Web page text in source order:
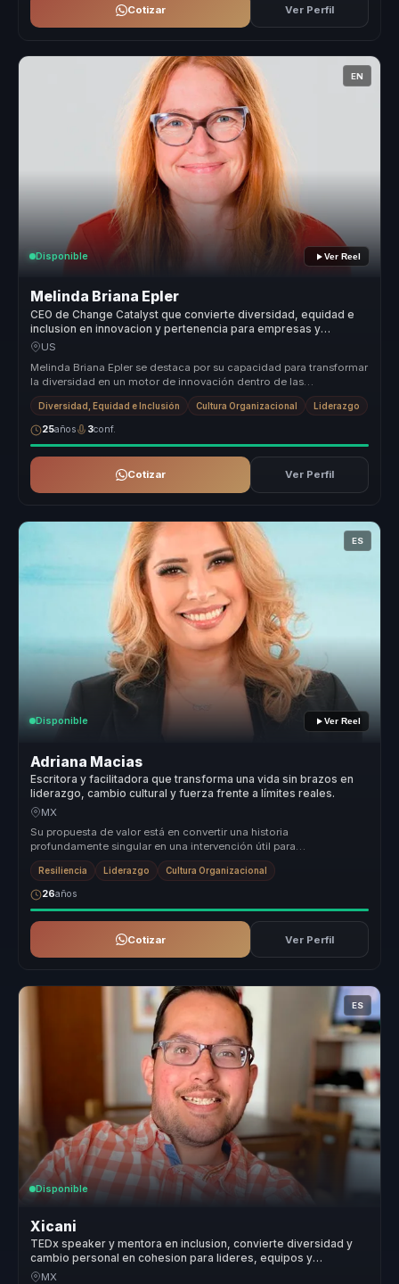
Cotizar Ver Perfil
EN
Disponible Ver Reel
Melinda Briana Epler
CEO de Change Catalyst que convierte diversidad, equidad e
inclusion en innovacion y pertenencia para empresas y
equipos.
US
Melinda Briana Epler se destaca por su capacidad para transformar
la diversidad en un motor de innovación dentro de las
organizaciones. S...
Diversidad, Equidad e Inclusión Cultura Organizacional Liderazgo
25años 3conf.
Cotizar Ver Perfil
ES
Disponible Ver Reel
Adriana Macias
Escritora y facilitadora que transforma una vida sin brazos en
liderazgo, cambio cultural y fuerza frente a límites reales.
MX
Su propuesta de valor está en convertir una historia
profundamente singular en una intervención útil para
organizaciones. Adriana traduce...
Resiliencia Liderazgo Cultura Organizacional
26años
Cotizar Ver Perfil
ES
Disponible
Xicani
TEDx speaker y mentora en inclusion, convierte diversidad y
cambio personal en cohesion para lideres, equipos y
organizaciones.
MX